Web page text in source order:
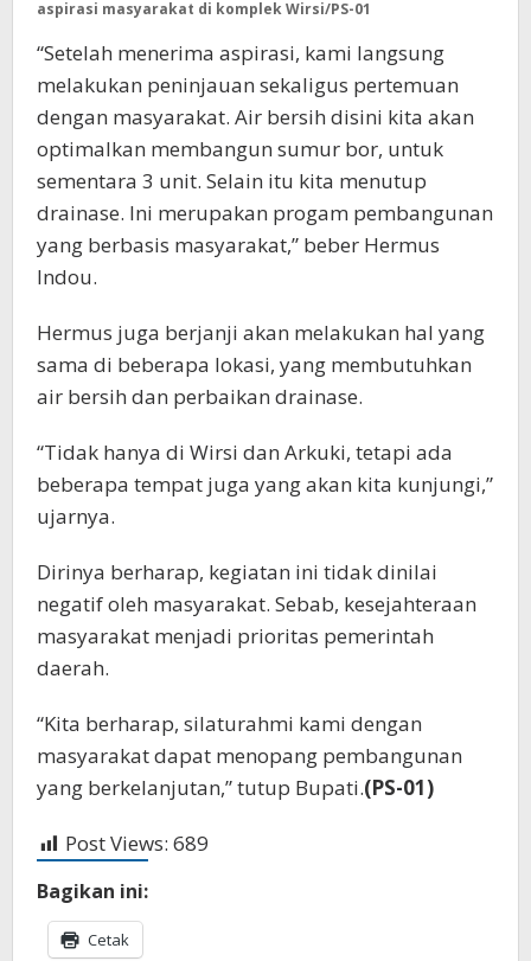
aspirasi masyarakat di komplek Wirsi/PS-01
“Setelah menerima aspirasi, kami langsung
melakukan peninjauan sekaligus pertemuan
dengan masyarakat. Air bersih disini kita akan
optimalkan membangun sumur bor, untuk
sementara 3 unit. Selain itu kita menutup
drainase. Ini merupakan progam pembangunan
yang berbasis masyarakat,” beber Hermus
Indou.
Hermus juga berjanji akan melakukan hal yang
sama di beberapa lokasi, yang membutuhkan
air bersih dan perbaikan drainase.
“Tidak hanya di Wirsi dan Arkuki, tetapi ada
beberapa tempat juga yang akan kita kunjungi,”
ujarnya.
Dirinya berharap, kegiatan ini tidak dinilai
negatif oleh masyarakat. Sebab, kesejahteraan
masyarakat menjadi prioritas pemerintah
daerah.
“Kita berharap, silaturahmi kami dengan
masyarakat dapat menopang pembangunan
yang berkelanjutan,” tutup Bupati.(PS-01)
Post Views: 689
Bagikan ini:
Cetak